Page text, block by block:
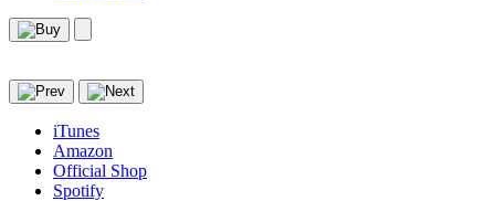
iTunes
Amazon
Official Shop
Spotify